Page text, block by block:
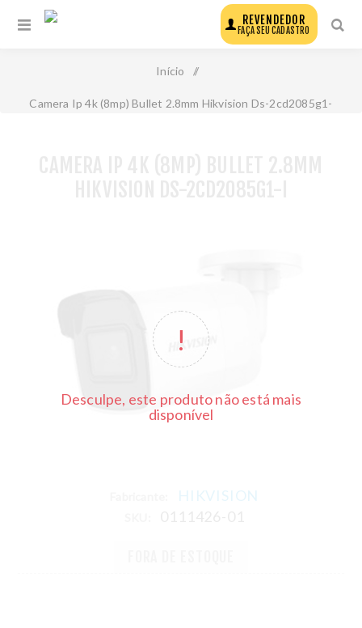
REVENDEDOR
FAÇA SEU CADASTRO
Início /
Camera Ip 4k (8mp) Bullet 2.8mm Hikvision Ds-2cd2085g1-
Desculpe, este produto não está mais
disponível
HIKVISION